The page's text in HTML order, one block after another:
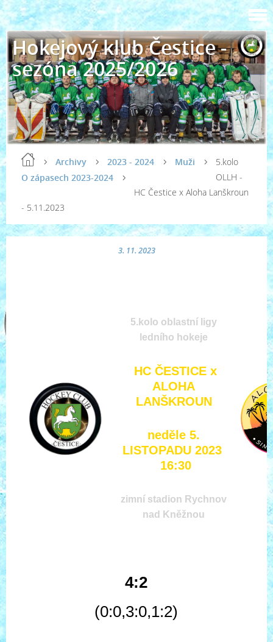
Hokejový klub Čestice -
sezóna 2025/2026
Archivy 2023 - 2024
Muži
O zápasech 2023-2024
5.kolo
OLLH -
HC Čestice x Aloha Lanškroun
- 5.11.2023
3. 11. 2023
5.kolo oblastní ligy
ledního hokeje
HC ČESTICE x
ALOHA
LANŠKROUN
neděle 5.
LISTOPADU 2023
16:30
zimní stadion Rychnov
nad Kněžnou
4:2
(0:0,3:0,1:2)